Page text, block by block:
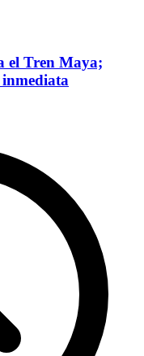
el Tren Maya;